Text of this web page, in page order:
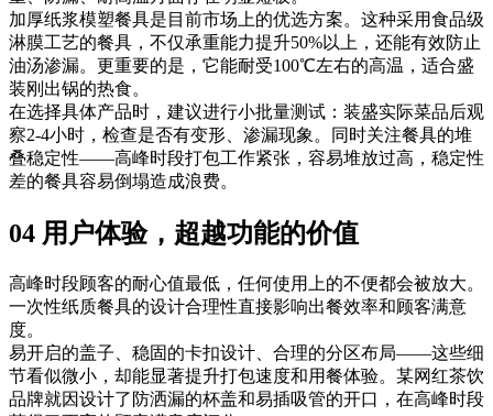
加厚纸浆模塑餐具是目前市场上的优选方案。这种采用食品级
淋膜工艺的餐具，不仅承重能力提升50%以上，还能有效防止
油汤渗漏。更重要的是，它能耐受100℃左右的高温，适合盛
装刚出锅的热食。
在选择具体产品时，建议进行小批量测试：装盛实际菜品后观
察2-4小时，检查是否有变形、渗漏现象。同时关注餐具的堆
叠稳定性——高峰时段打包工作紧张，容易堆放过高，稳定性
差的餐具容易倒塌造成浪费。
04 用户体验，超越功能的价值
高峰时段顾客的耐心值最低，任何使用上的不便都会被放大。
一次性纸质餐具的设计合理性直接影响出餐效率和顾客满意
度。
易开启的盖子、稳固的卡扣设计、合理的分区布局——这些细
节看似微小，却能显著提升打包速度和用餐体验。某网红茶饮
品牌就因设计了防洒漏的杯盖和易插吸管的开口，在高峰时段